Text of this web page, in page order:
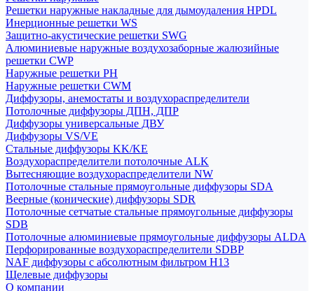
Решетки наружные накладные для дымоудаления HPDL
Инерционные решетки WS
Защитно-акустические решетки SWG
Алюминиевые наружные воздухозаборные жалюзийные
решетки CWP
Наружные решетки РН
Наружные решетки CWM
Диффузоры, анемостаты и воздухораспределители
Потолочные диффузоры ДПН, ДПР
Диффузоры универсальные ДВУ
Диффузоры VS/VE
Стальные диффузоры KK/KE
Воздухораспределители потолочные ALK
Вытесняющие воздухораспределители NW
Потолочные стальные прямоугольные диффузоры SDA
Веерные (конические) диффузоры SDR
Потолочные сетчатые стальные прямоугольные диффузоры
SDB
Потолочные алюминиевые прямоугольные диффузоры ALDA
Перфорированные воздухораспределители SDBP
NAF диффузоры с абсолютным фильтром Н13
Щелевые диффузоры
О компании